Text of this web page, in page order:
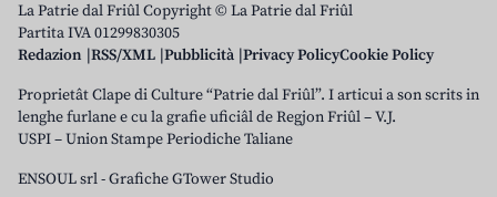
La Patrie dal Friûl Copyright © La Patrie dal Friûl
Partita IVA 01299830305
Redazion RSS/XML Pubblicità Privacy PolicyCookie Policy
Proprietât Clape di Culture “Patrie dal Friûl”. I articui a son scrits in
lenghe furlane e cu la grafie uficiâl de Regjon Friûl – V.J.
USPI – Union Stampe Periodiche Taliane
ENSOUL srl-Grafiche GTower Studio